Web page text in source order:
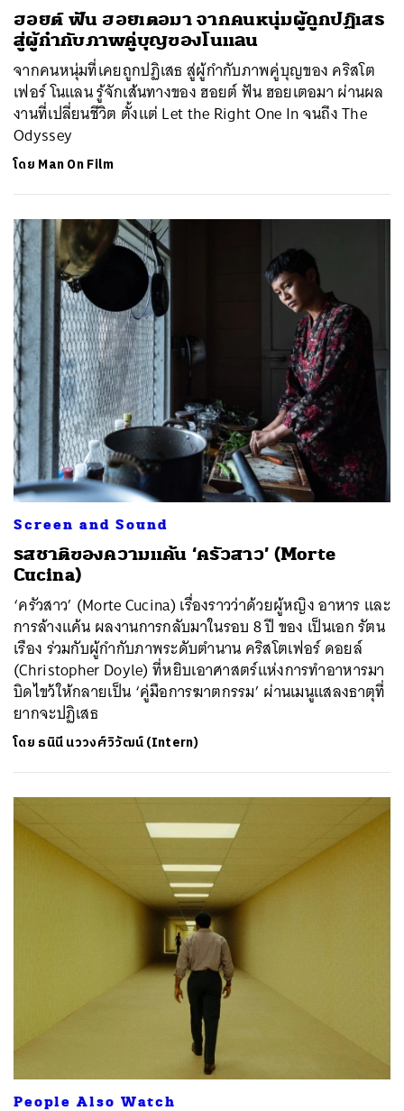
ฮอยต์ ฟัน ฮอยเตอมา จากคนหนุ่มผู้ถูกปฏิเสธ
สู่ผู้กำกับภาพคู่บุญของโนแลน
จากคนหนุ่มที่เคยถูกปฏิเสธ สู่ผู้กำกับภาพคู่บุญของ คริสโต
เฟอร์ โนแลน รู้จักเส้นทางของ ฮอยต์ ฟัน ฮอยเตอมา ผ่านผล
งานที่เปลี่ยนชีวิต ตั้งแต่ Let the Right One In จนถึง The
Odyssey
โดย Man On Film
Screen and Sound
รสชาติของความแค้น ‘ครัวสาว’ (Morte
Cucina)
‘ครัวสาว’ (Morte Cucina) เรื่องราวว่าด้วยผู้หญิง อาหาร และ
การล้างแค้น ผลงานการกลับมาในรอบ 8 ปี ของ เป็นเอก รัตน
เรือง ร่วมกับผู้กำกับภาพระดับตำนาน คริสโตเฟอร์ ดอยล์
(Christopher Doyle) ที่หยิบเอาศาสตร์แห่งการทำอาหารมา
บิดไขว้ให้กลายเป็น ‘คู่มือการฆาตกรรม’ ผ่านเมนูแสลงธาตุที่
ยากจะปฏิเสธ
โดย ธนินี นววงศ์วิวัฒน์ (Intern)
People Also Watch
SHARE TWEET LINE EMAIL